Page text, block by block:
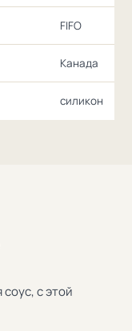
FIFO
Канада
силикон
с этой